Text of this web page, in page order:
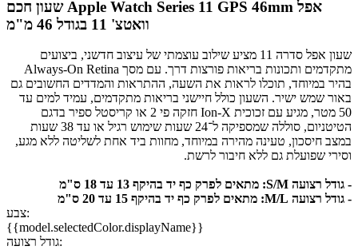
שעון חכם Apple Watch Series 11 GPS 46mmאפל
וואטצ' 11 בגודל 46 מ"מ
שעון אפל סדרה 11 מציע שילוב עוצמתי של עיצוב חדשני, ביצועים
מתקדמים ותכונות בריאות פורצות דרך. עם מסך Always-On Retina
בהיר במיוחד, תוכלו לראות את השעה, ההתראות והמדדים החשובים גם
באור שמש ישיר. השעון כולל חיישני בריאות מתקדמים, עמיד למים עד
50 מטר, מגיע עם זכוכית Ion-X חזקה פי 2 או קריסטל ספיר בדגם
הטיטניום, סוללה שמספיקה ל־24 שעות שימוש רגיל או עד 38 שעות
במצב חיסכון, טעינה מהירה במיוחד, מחוות ביד אחת לשליטה ללא מגע,
וסירי שפועלת גם ללא חיבור לרשת.
- גודל רצועה S/M: מתאים לפרק כף יד בהיקף 13 עד 18 ס"מ
- גודל רצועה M/L: מתאים לפרק כף יד בהיקף 15 עד 20 ס"מ
צבע:
{{model.selectedColor.displayName}}
גודל רצועה: